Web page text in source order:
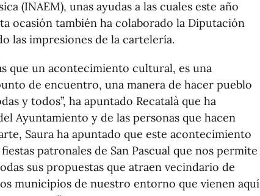
(INAEM), unas ayudas a las cuales este año
ocasión también ha colaborado la Diputación
las impresiones de la cartelería.
que un acontecimiento cultural, es una
de encuentro, una manera de hacer pueblo
y todos”, ha apuntado Recatalà que ha
Ayuntamiento y de las personas que hacen
Saura ha apuntado que este acontecimiento
patronales de San Pascual que nos permite
sus propuestas que atraen vecindario de
municipios de nuestro entorno que vienen aquí